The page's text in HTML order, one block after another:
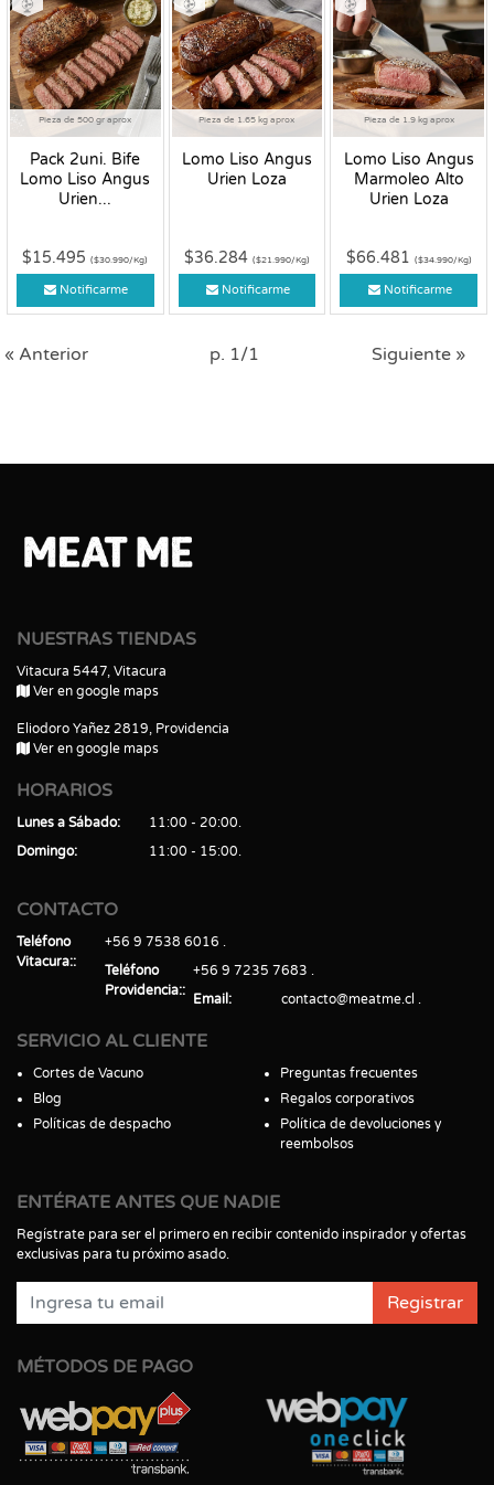
Pieza de 500 gr aprox
Pack 2uni. Bife
Lomo Liso Angus
Urien...
$15.495($30.990/Kg)
Notificarme
Pieza de 1.65 kg aprox
Lomo Liso Angus
Urien Loza
$36.284 ($21.990/Kg)
Notificarme
Pieza de 1.9 kg aprox
Lomo Liso Angus
Marmoleo Alto
Urien Loza
$66.481 ($34.990/Kg)
Notificarme
« Anterior p. 1/1 Siguiente »
NUESTRAS TIENDAS
Vitacura 5447, Vitacura
Ver en google maps
Eliodoro Yañez 2819, Providencia
Ver en google maps
HORARIOS
Lunes a Sábado
11:00 - 20:00
Domingo
11:00 - 15:00
CONTACTO
Teléfono
Vitacura:
+56 9 7538 6016
Teléfono
Providencia:
+56 9 7235 7683
Email
contacto@meatme.cl
SERVICIO AL CLIENTE
Cortes de Vacuno
Blog
Políticas de despacho
Preguntas frecuentes
Regalos corporativos
Política de devoluciones y
reembolsos
ENTÉRATE ANTES QUE NADIE
Regístrate para ser el primero en recibir contenido inspirador y ofertas
exclusivas para tu próximo asado.
Registrar
MÉTODOS DE PAGO